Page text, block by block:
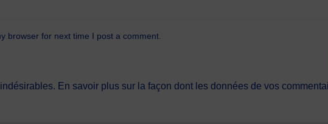
browser for next time I post a comment.
En savoir plus sur la façon dont les données de vos